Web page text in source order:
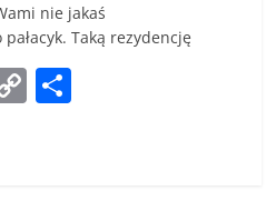
nie jakaś
Taką rezydencję
C